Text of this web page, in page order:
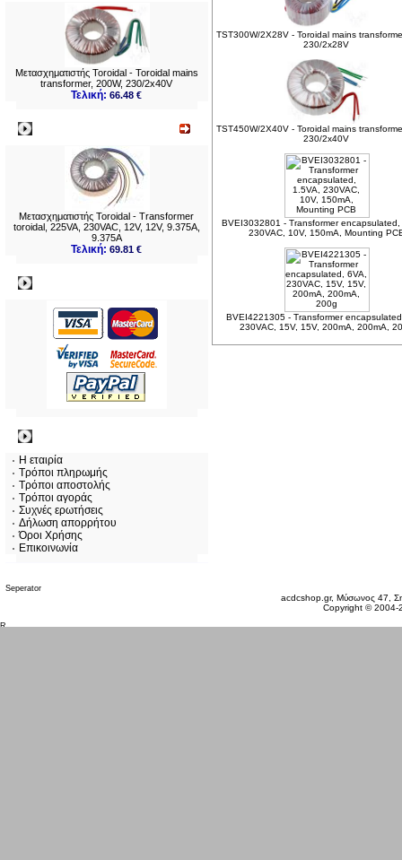
Μετασχηματιστής Toroidal - Toroidal mains
transformer, 200W, 230/2x40V
Τελική:66.48 €
Μετασχηματιστής Toroidal - Transformer
toroidal, 225VA, 230VAC, 12V, 12V, 9.375A,
9.375A
Τελική:69.81 €
Η εταιρία
Τρόποι πληρωμής
Τρόποι αποστολής
Τρόποι αγοράς
Συχνές ερωτήσεις
Δήλωση απορρήτου
Όροι Χρήσης
Επικοινωνία
TST300W/2X28V - Toroidal mains
230/2x28V
TST450W/2X40V - Toroidal mains
230/2x40V
BVEI3032801 - Transformer
230VAC, 10V, 150mA, Mounting
BVEI4221305 - Transformer
230VAC, 15V, 15V, 200mA, 200mA,
acdcshop.gr, Μύσωνος 47,
Copyright ©